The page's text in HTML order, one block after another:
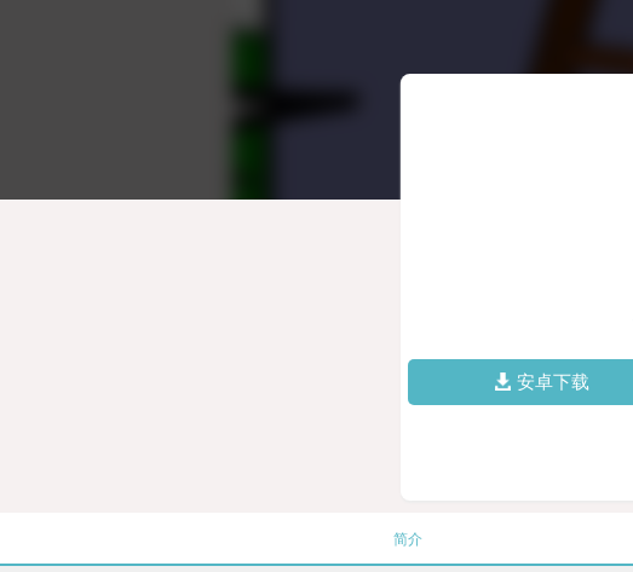
安卓下载
简介